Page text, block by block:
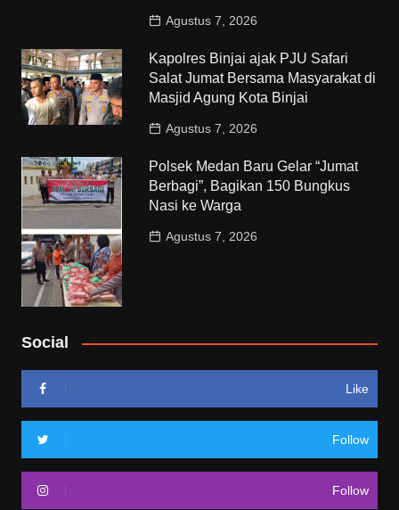
Agustus 7, 2026
Kapolres Binjai ajak PJU Safari
Salat Jumat Bersama Masyarakat di
Masjid Agung Kota Binjai
Agustus 7, 2026
Polsek Medan Baru Gelar “Jumat
Berbagi”, Bagikan 150 Bungkus
Nasi ke Warga
Agustus 7, 2026
Social
Like
Follow
Follow